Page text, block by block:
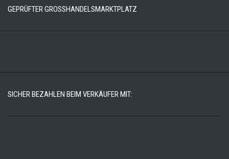
GEPRÜFTER GROSSHANDELSMARKTPLATZ
SICHER BEZAHLEN BEIM VERKÄUFER MIT: